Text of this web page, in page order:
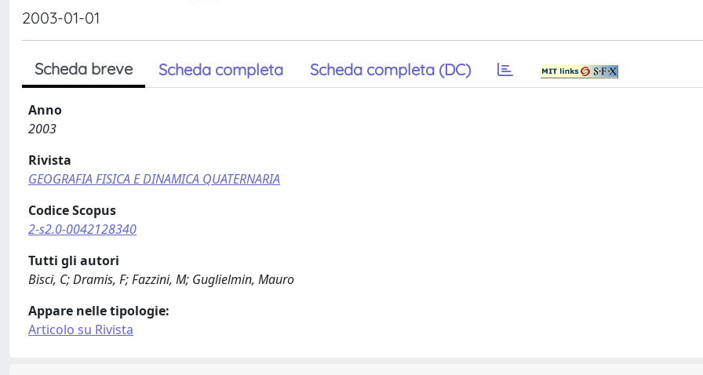
2003-01-01
Scheda breve Scheda completa Scheda completa (DC)
Anno
2003
Rivista
GEOGRAFIA FISICA E DINAMICA QUATERNARIA
Codice Scopus
2-s2.0-0042128340
Tutti gli autori
Bisci, C; Dramis, F; Fazzini, M; Guglielmin, Mauro
Appare nelle tipologie:
Articolo su Rivista